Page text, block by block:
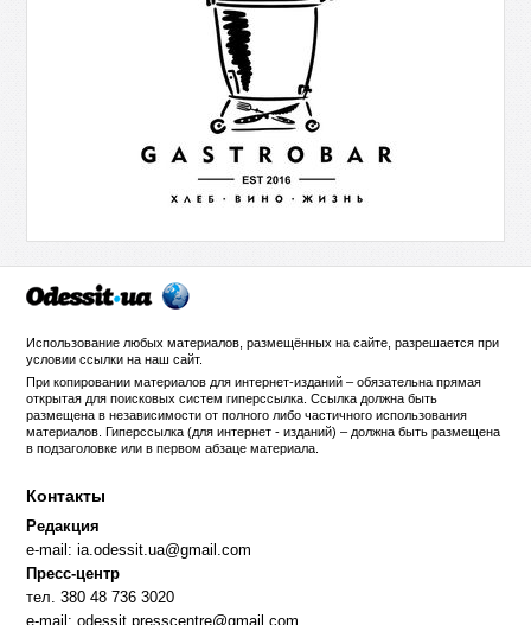
Использование любых материалов, размещённых на сайте, разрешается при
условии ссылки нанаш сайт.
При копировании материалов для интернет-изданий – обязательна прямая
открытая для поисковых систем гиперссылка. Ссылка должна быть
размещена в независимости от полного либо частичного использования
материалов. Гиперссылка (для интернет - изданий) – должна быть размещена
в подзаголовке или в первом абзаце материала.
Контакты
Редакция
e-mail:ia.odessit.ua@gmail.com
Пресс-центр
тел. 380 48 736 3020
e-mail:odessit.presscentre@gmail.com